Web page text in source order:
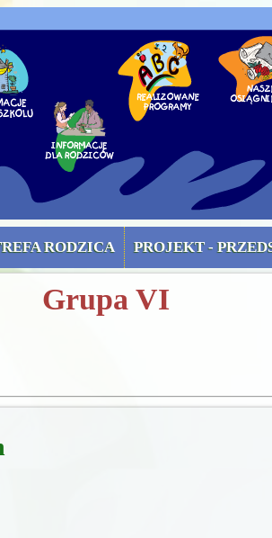
RODZICA PROJEKT -
Grupa VI